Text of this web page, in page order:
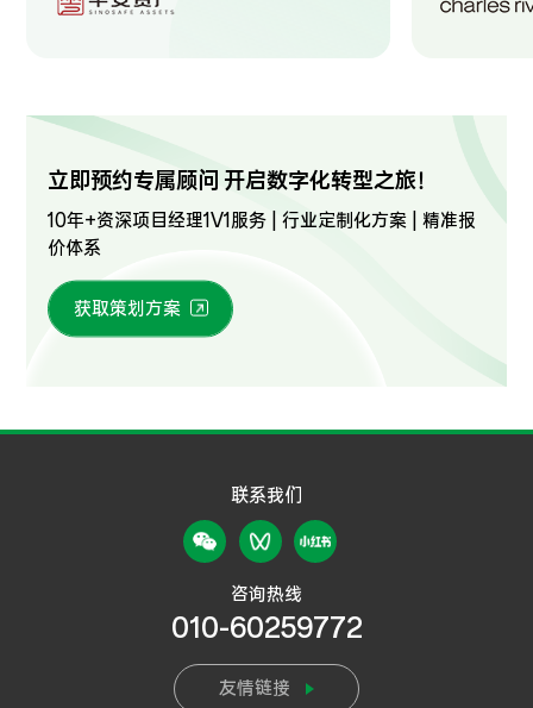
立即预约专属顾问 开启数字化转型之旅！
10年+资深项目经理1V1服务 | 行业定制化方案 | 精准报
价体系
获取策划方案
联系我们
咨询热线
010-60259772
友情链接